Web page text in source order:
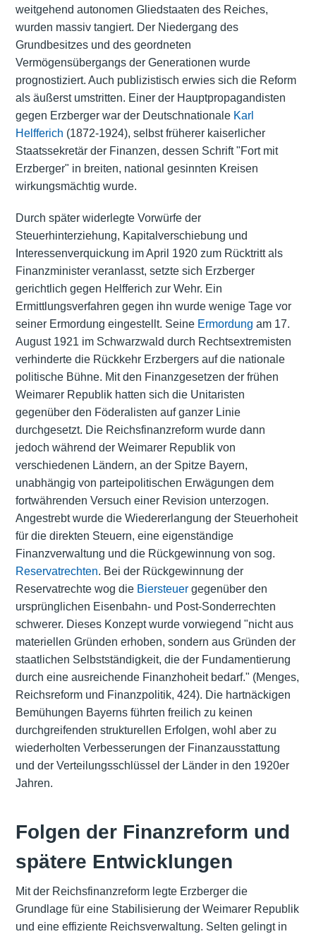
weitgehend autonomen Gliedstaaten des Reiches,
wurden massiv tangiert. Der Niedergang des
Grundbesitzes und des geordneten
Vermögensübergangs der Generationen wurde
prognostiziert. Auch publizistisch erwies sich die Reform
als äußerst umstritten. Einer der Hauptpropagandisten
gegen Erzberger war der Deutschnationale Karl
Helfferich (1872-1924), selbst früherer kaiserlicher
Staatssekretär der Finanzen, dessen Schrift "Fort mit
Erzberger" in breiten, national gesinnten Kreisen
wirkungsmächtig wurde.
Durch später widerlegte Vorwürfe der
Steuerhinterziehung, Kapitalverschiebung und
Interessenverquickung im April 1920 zum Rücktritt als
Finanzminister veranlasst, setzte sich Erzberger
gerichtlich gegen Helfferich zur Wehr. Ein
Ermittlungsverfahren gegen ihn wurde wenige Tage vor
seiner Ermordung eingestellt. Seine Ermordung am 17.
August 1921 im Schwarzwald durch Rechtsextremisten
verhinderte die Rückkehr Erzbergers auf die nationale
politische Bühne. Mit den Finanzgesetzen der frühen
Weimarer Republik hatten sich die Unitaristen
gegenüber den Föderalisten auf ganzer Linie
durchgesetzt. Die Reichsfinanzreform wurde dann
jedoch während der Weimarer Republik von
verschiedenen Ländern, an der Spitze Bayern,
unabhängig von parteipolitischen Erwägungen dem
fortwährenden Versuch einer Revision unterzogen.
Angestrebt wurde die Wiedererlangung der Steuerhoheit
für die direkten Steuern, eine eigenständige
Finanzverwaltung und die Rückgewinnung von sog.
Reservatrechten. Bei der Rückgewinnung der
Reservatrechte wog die Biersteuergegenüber den
ursprünglichen Eisenbahn- und Post-Sonderrechten
schwerer. Dieses Konzept wurde vorwiegend "nicht aus
materiellen Gründen erhoben, sondern aus Gründen der
staatlichen Selbstständigkeit, die der Fundamentierung
durch eine ausreichende Finanzhoheit bedarf." (Menges,
Reichsreform und Finanzpolitik, 424). Die hartnäckigen
Bemühungen Bayerns führten freilich zu keinen
durchgreifenden strukturellen Erfolgen, wohl aber zu
wiederholten Verbesserungen der Finanzausstattung
und der Verteilungsschlüssel der Länder in den 1920er
Jahren.
Folgen der Finanzreform und
spätere Entwicklungen
Mit der Reichsfinanzreform legte Erzberger die
Grundlage für eine Stabilisierung der Weimarer Republik
und eine effiziente Reichsverwaltung. Selten gelingt in